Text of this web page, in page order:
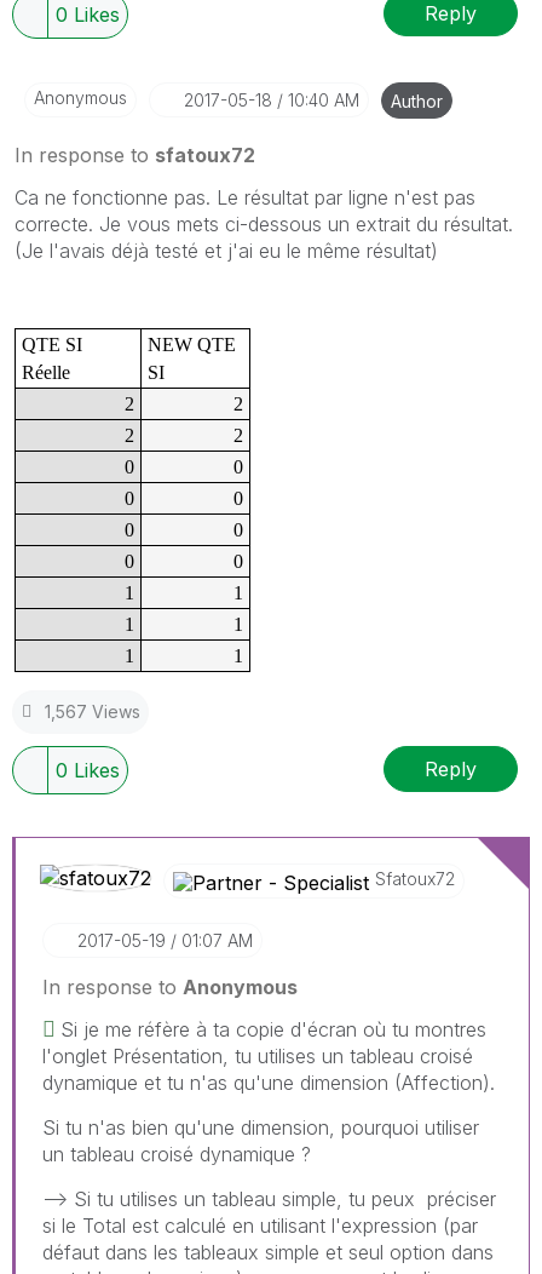
0 Likes Reply
Anonymous ‎2017-05-18 10:40 AM Author
In response to sfatoux72
Ca ne fonctionne pas. Le résultat par ligne n'est pas
correcte. Je vous mets ci-dessous un extrait du résultat.
(Je l'avais déjà testé et j'ai eu le même résultat)
QTE SI
Réelle
NEW QTE
SI
2
2
2
2
0
0
0
0
0
0
0
0
1
1
1
1
1
1
1,567 Views
0 Likes Reply
Sfatoux72
‎2017-05-19 01:07 AM
In response to Anonymous
Si je me réfère à ta copie d'écran où tu montres
l'onglet Présentation, tu utilises un tableau croisé
dynamique et tu n'as qu'une dimension (Affection).
Si tu n'as bien qu'une dimension, pourquoi utiliser
un tableau croisé dynamique ?
--> Si tu utilises un tableau simple, tu peux préciser
si le Total est calculé en utilisant l'expression (par
défaut dans les tableaux simple et seul option dans